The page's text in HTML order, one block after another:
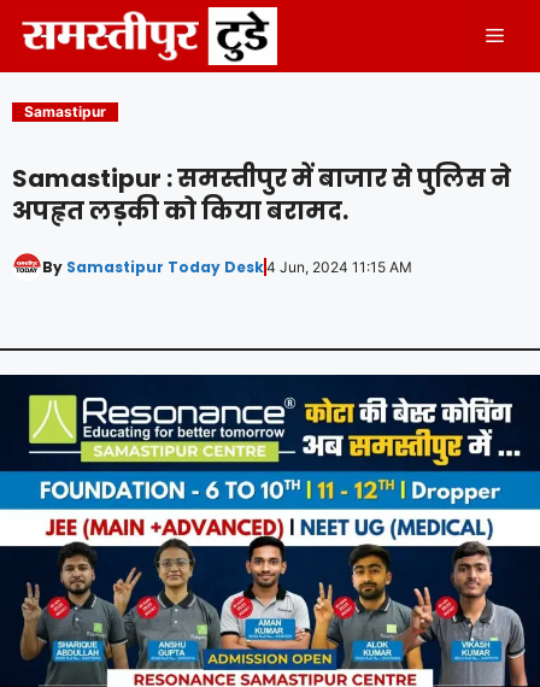
content
Samastipur
Samastipur : समस्तीपुर में बाजार से पुलिस ने
अपहृत लड़की को किया बरामद.
By Samastipur Today Desk4 Jun, 2024 11:15 AM